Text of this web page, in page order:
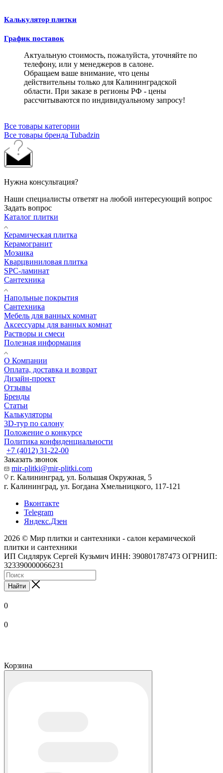
Калькулятор плитки
График поставок
Актуальную стоимость, пожалуйста, уточняйте по
телефону, или у менеджеров в салоне.
Обращаем ваше внимание, что цены
действительны только для Калининградской
области. При заказе в регионы РФ - цены
рассчитываются по индивидуальному запросу!
Все товары категории
Все товары бренда Tubadzin
Нужна консультация?
Наши специалисты ответят на любой интересующий вопрос
Задать вопрос
Каталог плитки
Керамическая плитка
Керамогранит
Мозаика
Кварцвиниловая плитка
SPC-ламинат
Сантехника
Напольные покрытия
Сантехника
Мебель для ванных комнат
Аксессуары для ванных комнат
Растворы и смеси
Полезная информация
О Компании
Оплата, доставка и возврат
Дизайн-проект
Отзывы
Бренды
Статьи
Калькуляторы
3D-тур по салону
Положение о конкурсе
Политика конфиденциальности
+7 (4012) 31-22-00
Заказать звонок
mir-plitki@mir-plitki.com
г. Калининград, ул. Большая Окружная, 5
г. Калининград, ул. Богдана Хмельницкого, 117-121
Вконтакте
Telegram
Яндекс.Дзен
2026 © Мир плитки и сантехники - салон керамической
плитки и сантехники
ИП Сидлярук Сергей Кузьмич ИНН: 390801787473 ОГРНИП:
323390000066231
Найти
0
0
Корзина